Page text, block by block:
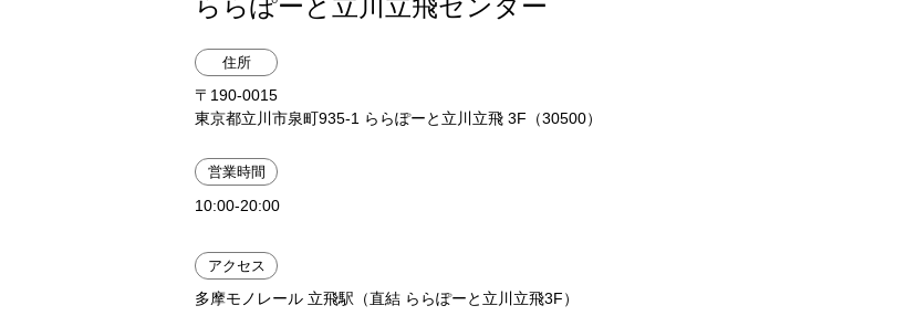
ららぽーと立川立飛センター
住所
〒190-0015
東京都立川市泉町935-1 ららぽーと立川立飛 3F（30500）
営業時間
10:00-20:00
アクセス
多摩モノレール 立飛駅（直結 ららぽーと立川立飛3F）